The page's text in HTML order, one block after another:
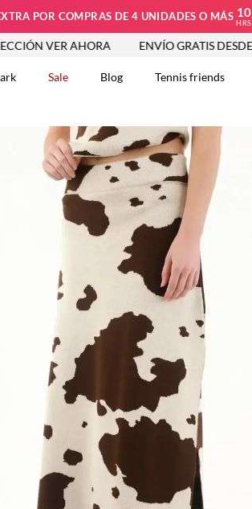
POR COMPRAS DE 4 UNIDADES O MÁS 10
HRS
AHORA ENVÍO GRATIS DESDE $250.000
Sale Blog Tennis friends